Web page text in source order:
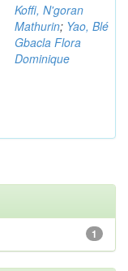
Koffi, N'goran
Mathurin; Yao, Blé
Gbacla Flora
Dominique
1